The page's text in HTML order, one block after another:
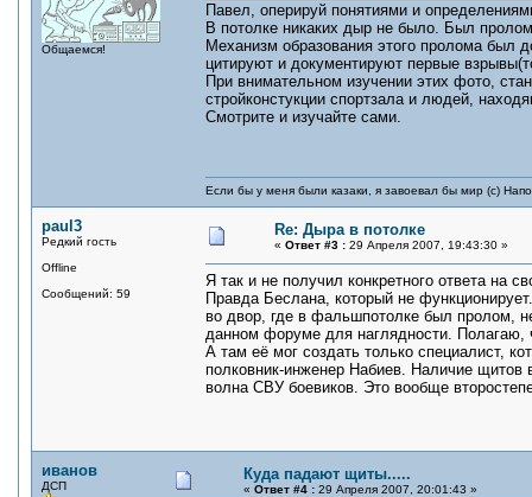
Общаемся!
Павел, оперируй понятиями и
В потолке никаких дыр не было. Был
Механизм образования этого пролома был
цитируют и документируют первые
При внимательном изучении этих фото,
стройконстукции спортзала и людей,
Смотрите и изучайте сами.
Если бы у меня были казаки, я завоевал бы мир (с)
paul3
Редкий гость
Offline
Сообщений: 59
Re: Дыра в потолке
« Ответ #3 : 29 Апреля 2007, 19:43:30 »
Я так и не получил конкретного ответа на
Правда Беслана, который не
во двор, где в фальшпотолке был пролом,
данном форуме для наглядности. Полагаю,
А там её мог создать только специалист,
полковник-инженер Набиев. Наличие щитов
волна СВУ боевиков. Это вообще
иванов
ДСП
Куда падают щиты.....
« Ответ #4 : 29 Апреля 2007, 20:01:43 »